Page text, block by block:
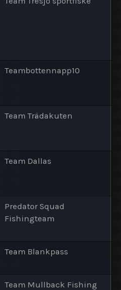
Teambottennapp10
Team Trädakuten
Team Dallas
Predator Squad
Fishingteam
Team Blankpass
Team Mullback Fishing